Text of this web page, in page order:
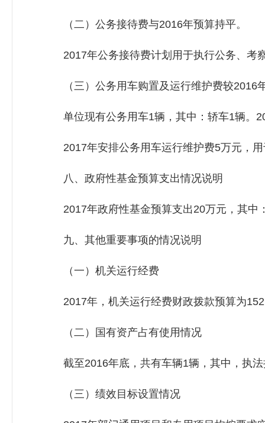
（二）公务接待费与2016年预算持平。
2017年公务接待费计划用于执行公务、考
（三）公务用车购置及运行维护费较2016
单位现有公务用车1辆，其中：轿车1辆。
2017年安排公务用车运行维护费5万元，用
八、政府性基金预算支出情况说明
2017年政府性基金预算支出20万元，其中
九、其他重要事项的情况说明
（一）机关运行经费
2017年，机关运行经费财政拨款预算为
（二）国有资产占有使用情况
截至2016年底，共有车辆1辆，其中，执法
（三）绩效目标设置情况